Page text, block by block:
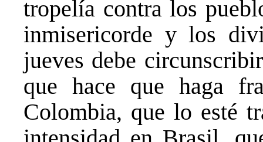
tropelía contra los
inmisericorde y los
jueves debe
que hace que haga
Colombia, que lo esté